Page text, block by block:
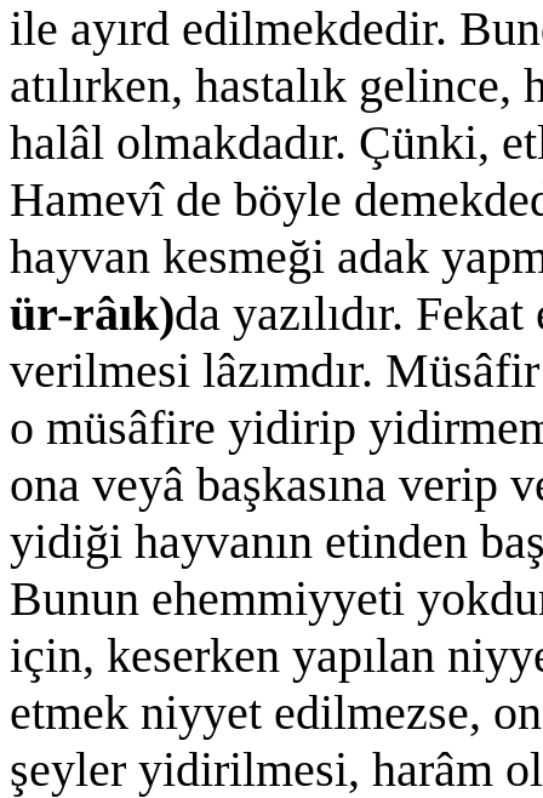
ile ayırd edilmekdedir.
atılırken, hastalık
halâl olmakdadır. Çünki,
Hamevî de böyle
hayvan kesmeği adak
ür-râık)da yazılıdır.
verilmesi lâzımdır.
o müsâfire yidirip
ona veyâ başkasına verip
yidiği hayvanın etinden
Bunun ehemmiyyeti
için, keserken yapılan
etmek niyyet edilmezse,
şeyler yidirilmesi, harâm